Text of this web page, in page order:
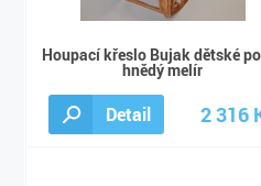
Houpací křeslo Bujak dětské
hnědý melír
Detail 2 316